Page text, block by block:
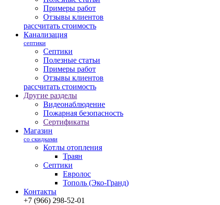
Примеры работ
Отзывы клиентов
рассчитать стоимость
Канализация
септики
Септики
Полезные статьи
Примеры работ
Отзывы клиентов
рассчитать стоимость
Другие разделы
Видеонаблюдение
Пожарная безопасность
Сертификаты
Магазин
со скидками
Котлы отопления
Траян
Септики
Евролос
Тополь (Эко-Гранд)
Контакты
+7 (966) 298-52-01